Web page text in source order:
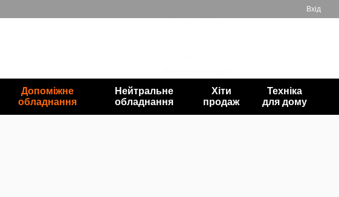
Вхід
Допоміжне
обладнання
Нейтральне
обладнання
Хіти
продаж
Техніка
для дому